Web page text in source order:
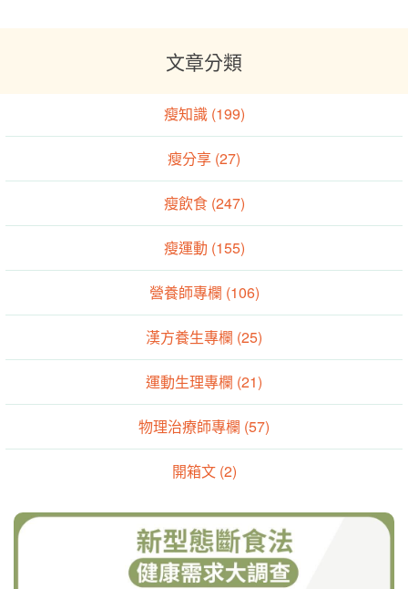
文章分類
瘦知識 (199)
瘦分享 (27)
瘦飲食 (247)
瘦運動 (155)
營養師專欄 (106)
漢方養生專欄 (25)
運動生理專欄 (21)
物理治療師專欄 (57)
開箱文 (2)